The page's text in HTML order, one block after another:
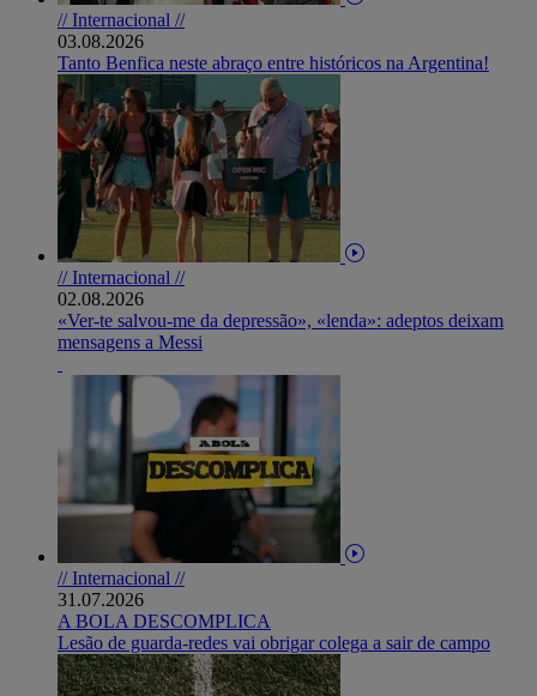
// Internacional //
03.08.2026
Tanto Benfica neste abraço entre históricos na Argentina!
// Internacional //
02.08.2026
«Ver-te salvou-me da depressão», «lenda»: adeptos deixam
mensagens a Messi
// Internacional //
31.07.2026
A BOLA DESCOMPLICA
Lesão de guarda-redes vai obrigar colega a sair de campo